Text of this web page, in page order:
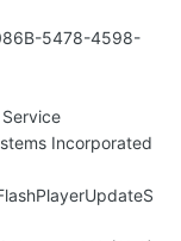
5478-4598-
Incorporated